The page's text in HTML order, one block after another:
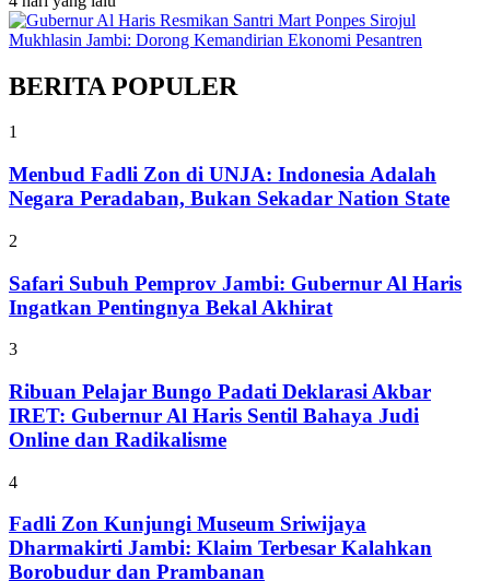
BERITA POPULER
1
Menbud Fadli Zon di UNJA: Indonesia Adalah
Negara Peradaban, Bukan Sekadar Nation State
2
Safari Subuh Pemprov Jambi: Gubernur Al Haris
Ingatkan Pentingnya Bekal Akhirat
3
Ribuan Pelajar Bungo Padati Deklarasi Akbar
IRET: Gubernur Al Haris Sentil Bahaya Judi
Online dan Radikalisme
4
Fadli Zon Kunjungi Museum Sriwijaya
Dharmakirti Jambi: Klaim Terbesar Kalahkan
Borobudur dan Prambanan